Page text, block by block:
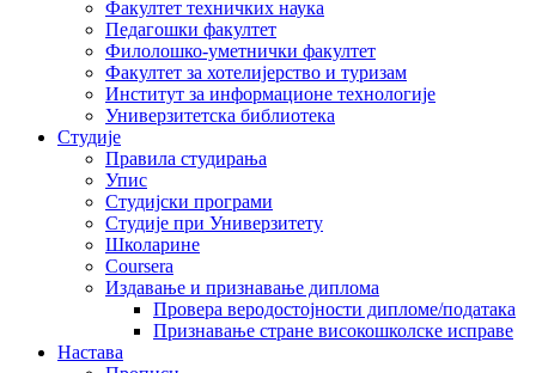
Факултет техничких наука
Педагошки факултет
Филолошко-уметнички факултет
Факултет за хотелијерство и туризам
Институт за информационе технологије
Универзитетска библиотека
Студије
Правила студирања
Упис
Студијски програми
Студије при Универзитету
Школарине
Coursera
Издавање и признавање диплома
Провера веродостојности дипломе/података
Признавање стране високошколске исправе
Настава